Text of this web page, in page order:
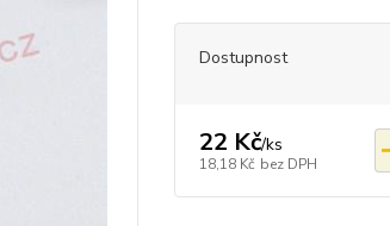
Dostupnost
22 Kč/ks
18,18 Kč bez DPH